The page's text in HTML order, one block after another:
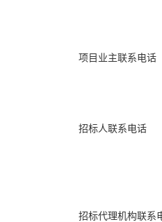
项目业主联系电话
招标人联系电话
招标代理机构联系